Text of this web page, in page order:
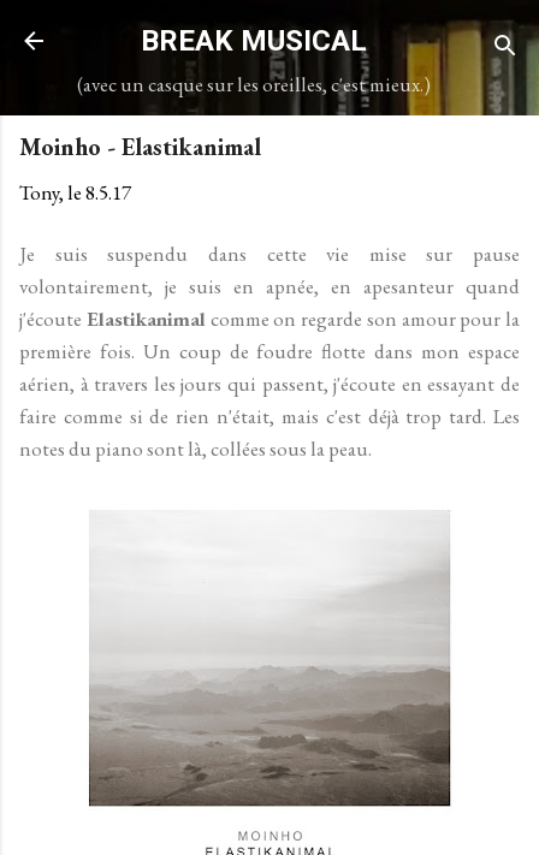
Accéder au contenu principal
BREAK MUSICAL
(avec un casque sur les oreilles, c'est mieux.)
Moinho - Elastikanimal
Tony, le8.5.17
Je suis suspendu dans cette vie mise sur pause
volontairement, je suis en apnée, en apesanteur quand
j'écoute Elastikanimal comme on regarde son amour pour la
première fois. Un coup de foudre flotte dans mon espace
aérien, à travers les jours qui passent, j'écoute en essayant de
faire comme si de rien n'était, mais c'est déjà trop tard. Les
notes du piano sont là, collées sous la peau.